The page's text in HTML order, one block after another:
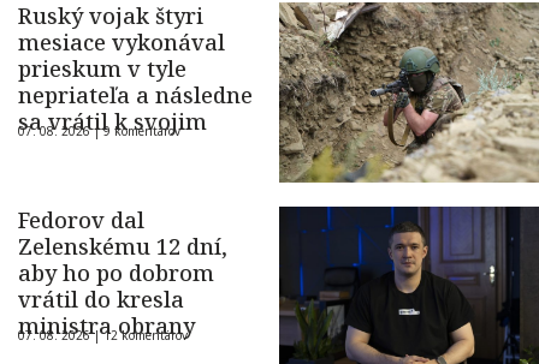
Ruský vojak štyri
mesiace vykonával
prieskum v tyle
nepriateľa a následne
sa vrátil k svojim
07. 08. 2026 |9 komentárov
Fedorov dal
Zelenskému 12 dní,
aby ho po dobrom
vrátil do kresla
ministra obrany
07. 08. 2026 |12 komentárov